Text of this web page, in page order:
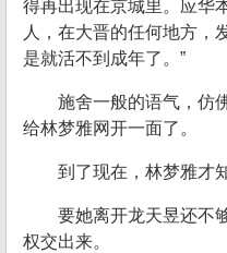
得再出现在京城里。应华
人，在大晋的任何地方，
是就活不到成年了。”
施舍一般的语气，仿
给林梦雅网开一面了。
到了现在，林梦雅才
要她离开龙天昱还不
权交出来。